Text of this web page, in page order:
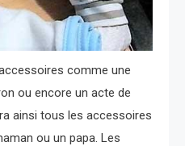
comme une
ou encore un acte de
ainsi tous les accessoires
ou un papa. Les